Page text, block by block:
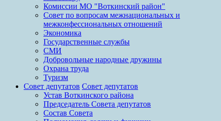
Комиссии МО "Воткинский район"
Совет по вопросам межнациональных и
межконфессиональных отношений
Экономика
Государственные службы
СМИ
Добровольные народные дружины
Охрана труда
Туризм
Совет депутатов Совет депутатов
Устав Воткинского района
Председатель Совета депутатов
Состав Совета